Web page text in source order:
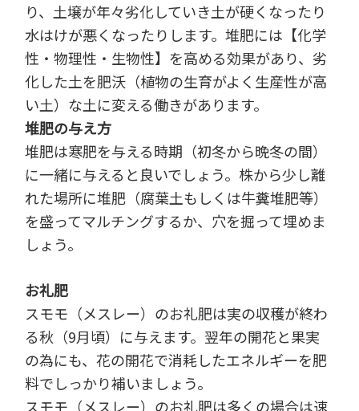
り、土壌が年々劣化していき土が硬くなったり
水はけが悪くなったりします。堆肥には【化学
性・物理性・生物性】を高める効果があり、劣
化した土を肥沃（植物の生育がよく生産性が高
い土）な土に変える働きがあります。
堆肥の与え方
堆肥は寒肥を与える時期（初冬から晩冬の間）
に一緒に与えると良いでしょう。株から少し離
れた場所に堆肥（腐葉土もしくは牛糞堆肥等）
を盛ってマルチングするか、穴を掘って埋めま
しょう。
お礼肥
スモモ（メスレー）のお礼肥は実の収穫が終わ
る秋（9月頃）に与えます。翌年の開花と果実
の為にも、花の開花で消耗したエネルギーを肥
料でしっかり補いましょう。
スモモ（メスレー）のお礼肥は多くの場合は速